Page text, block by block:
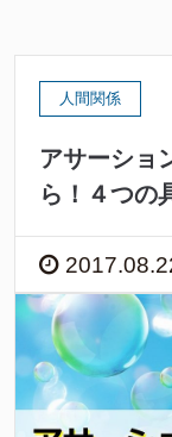
人間関係
アサーショ
ら！４つの